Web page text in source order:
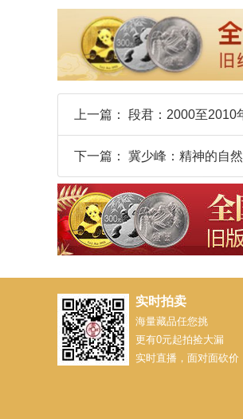
上一篇： 段君：2000至2010
下一篇： 冀少峰：精神的自
实时拍卖
海量藏品任您挑
更有0元起拍捡大漏
实时直播，面对面砍价